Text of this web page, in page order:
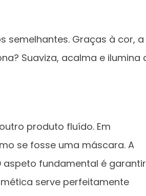
semelhantes. Graças à cor, a
Suaviza, acalma e ilumina
produto fluído. Em
se fosse uma máscara. A
fundamental é garantir
serve perfeitamente